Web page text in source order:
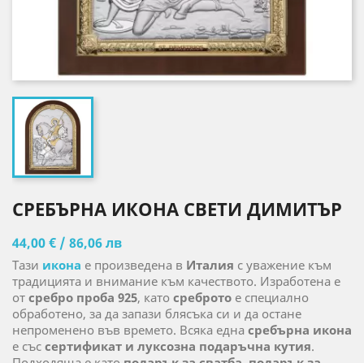
СРЕБЪРНА ИКОНА СВЕТИ ДИМИТЪР
44,00 € / 86,06 лв
Тази икона е произведена в Италия с уважение към
традицията и внимание към качеството. Изработена е
от сребро проба 925, като среброто е специално
обработено, за да запази блясъка си и да остане
непроменено във времето. Всяка една сребърна икона
е със сертификат и луксозна подаръчна кутия.